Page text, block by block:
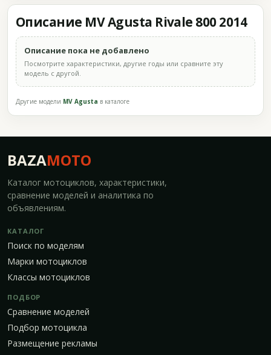
Описание MV Agusta Rivale 800 2014
Описание пока не добавлено
Посмотрите характеристики, другие годы или сравните эту
модель с другой.
Другие модели MV Agusta в каталоге
BAZAMOTO
Каталог мотоциклов, характеристики,
сравнение моделей и аналитика по
объявлениям.
КАТАЛОГ
Поиск по моделям
Марки мотоциклов
Классы мотоциклов
ПОДБОР
Сравнение моделей
Подбор мотоцикла
Размещение рекламы